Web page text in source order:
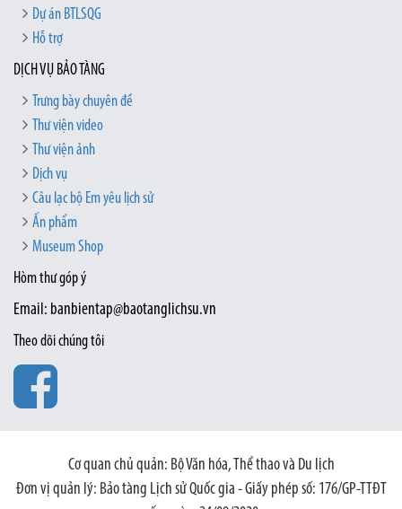
Dự án BTLSQG
Hỗ trợ
DỊCH VỤ BẢO TÀNG
Trưng bày chuyên đề
Thư viện video
Thư viện ảnh
Dịch vụ
Câu lạc bộ Em yêu lịch sử
Ấn phẩm
Museum Shop
Hòm thư góp ý
Email: banbientap@baotanglichsu.vn
Theo dõi chúng tôi
Cơ quan chủ quản: Bộ Văn hóa, Thể thao và Du lịch
Đơn vị quản lý: Bảo tàng Lịch sử Quốc gia - Giấy phép số: 176/GP-TTĐT